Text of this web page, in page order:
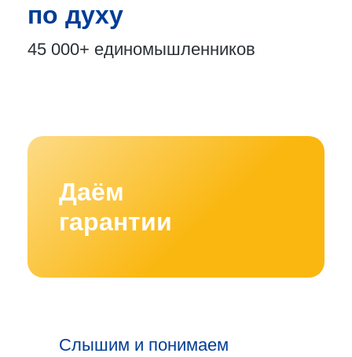
по духу
45 000+ единомышленников
Даём
гарантии
Слышим и понимаем